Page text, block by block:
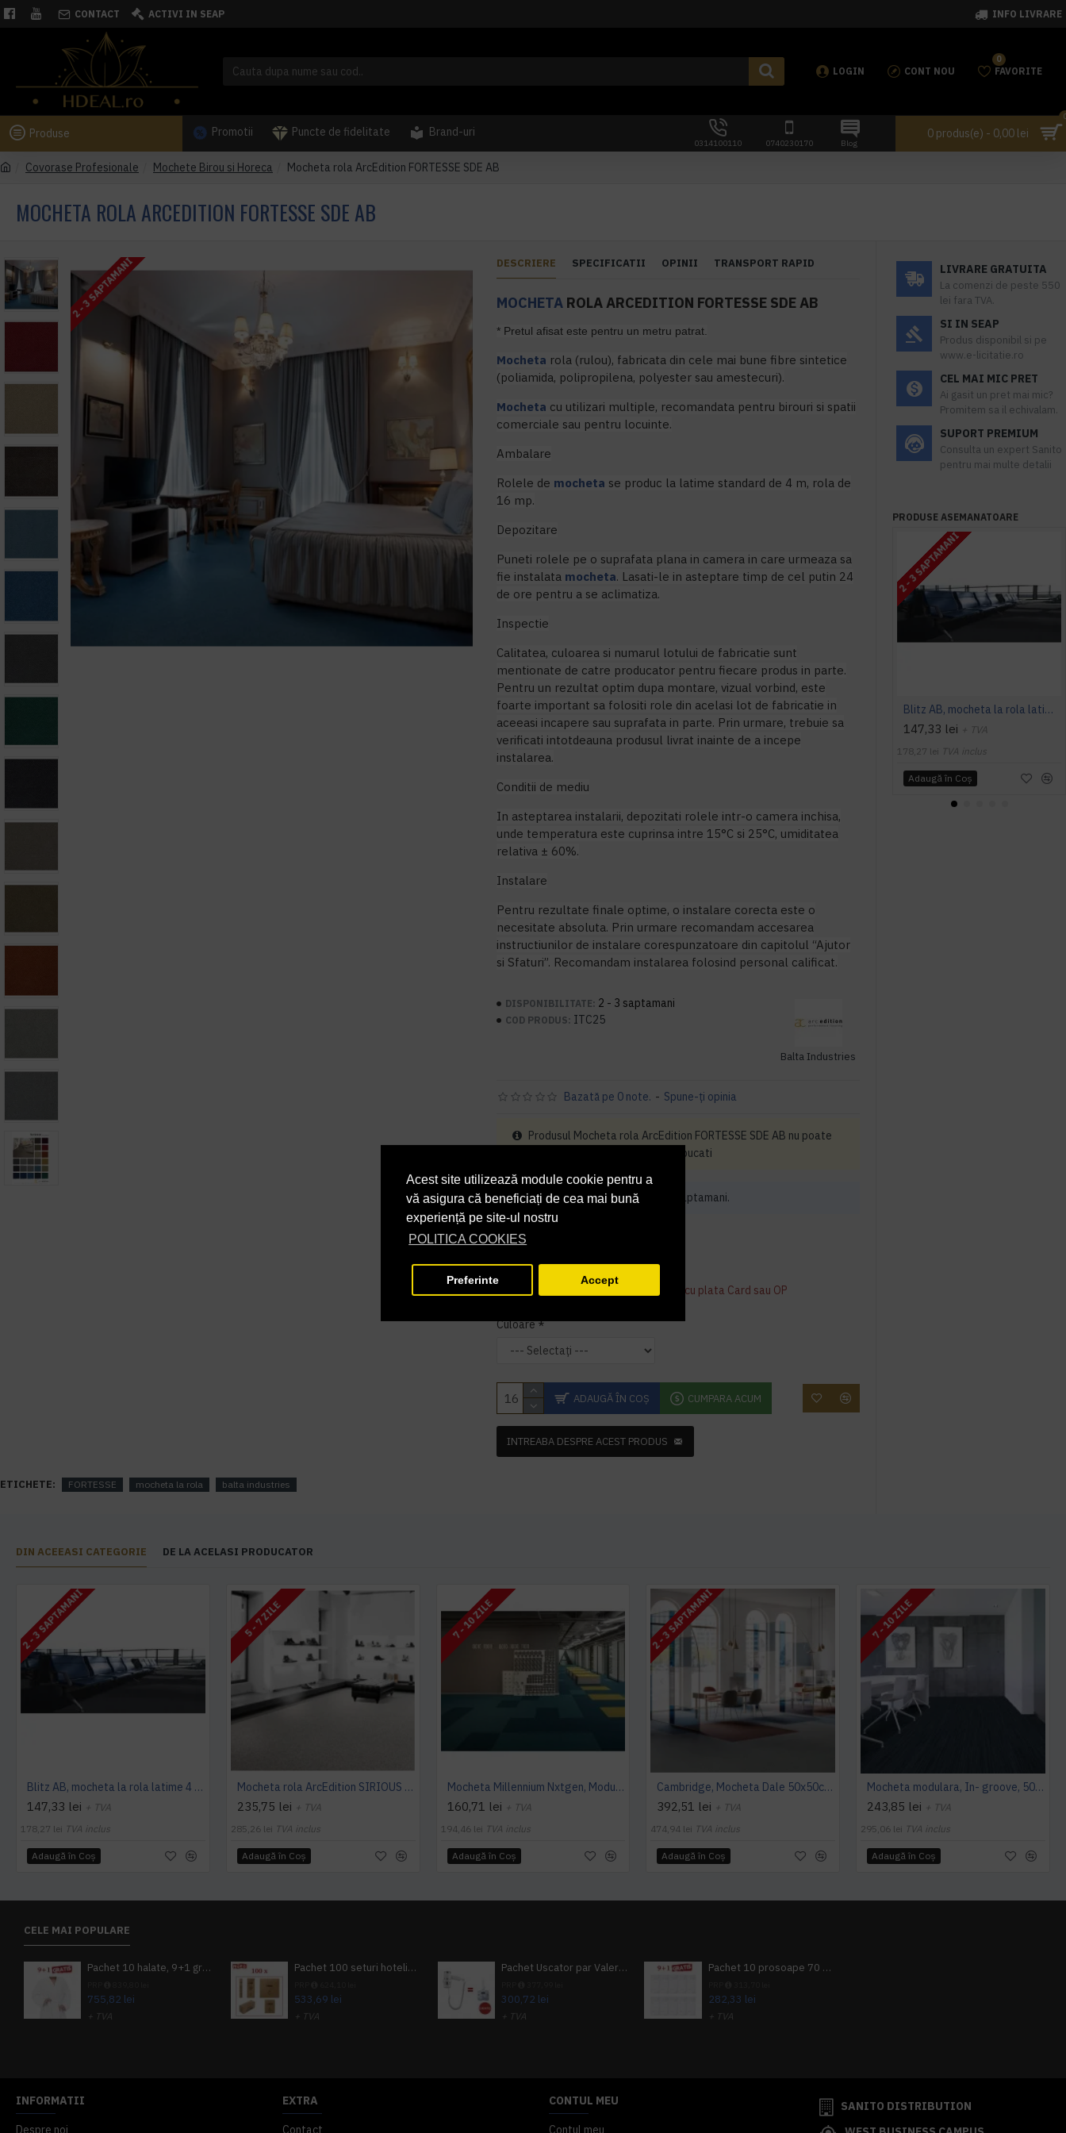
Acest site utilizează module cookie pentru a
vă asigura că beneficiați de cea mai bună
experiență pe site-ul nostru
POLITICA COOKIES
Preferinte Accept
CONTACT ACTIVI IN SEAP INFO LIVRARE
LOGIN CONT NOU FAVORITE
0
Produse Promotii Puncte de fidelitate Brand-uri
0314100110 0740230170 Blog
0 produs(e) - 0,00 lei
Covorase Profesionale Mochete Birou si Horeca Mocheta rola ArcEdition FORTESSE SDE AB
MOCHETA ROLA ARCEDITION FORTESSE SDE AB
2 - 3 SAPTAMANI DESCRIERE SPECIFICATII OPINII TRANSPORT RAPID
MOCHETA ROLA ARCEDITION FORTESSE SDE AB
* Pretul afisat este pentru un metru patrat.
Mocheta rola (rulou), fabricata din cele mai bune fibre sintetice
(poliamida, polipropilena, polyester sau amestecuri).
Mocheta cu utilizari multiple, recomandata pentru birouri si spatii
comerciale sau pentru locuinte.
Ambalare
Rolele de mocheta se produc la latime standard de 4 m, rola de
16 mp.
Depozitare
Puneti rolele pe o suprafata plana in camera in care urmeaza sa
fie instalata mocheta. Lasati-le in asteptare timp de cel putin 24
de ore pentru a se aclimatiza.
Inspectie
Calitatea, culoarea si numarul lotului de fabricatie sunt
mentionate de catre producator pentru fiecare produs in parte.
Pentru un rezultat optim dupa montare, vizual vorbind, este
foarte important sa folositi role din acelasi lot de fabricatie in
aceeasi incapere sau suprafata in parte. Prin urmare, trebuie sa
verificati intotdeauna produsul livrat inainte de a incepe
instalarea.
Conditii de mediu
In asteptarea instalarii, depozitati rolele intr-o camera inchisa,
unde temperatura este cuprinsa intre 15°C si 25°C, umiditatea
relativa ± 60%.
Instalare
Pentru rezultate finale optime, o instalare corecta este o
necesitate absoluta. Prin urmare recomandam accesarea
instructiunilor de instalare corespunzatoare din capitolul “Ajutor
si Sfaturi”. Recomandam instalarea folosind personal calificat.
DISPONIBILITATE: 2 - 3 saptamani
COD PRODUS: ITC25
Balta Industries
Acest produs iti va fi livrat in 2 - 3 saptamani.
Bazată pe 0 note. - Spune-ţi opinia
190,36 lei
230,34 lei
Acest produs se poate comanda doar cu plata Card sau OP
Culoare
ADAUGĂ ÎN COŞ CUMPARA ACUM
Produsul Mocheta rola ArcEdition FORTESSE SDE AB nu poate
fi cumparat decat in multiplu de 16 bucati
INTREABA DESPRE ACEST PRODUS
ETICHETE: FORTESSE mocheta la rola balta industries
LIVRARE GRATUITA
La comenzi de peste 550
lei fara TVA.
SI IN SEAP
Produs disponibil si pe
www.e-licitatie.ro
CEL MAI MIC PRET
Ai gasit un pret mai mic?
Promitem sa il echivalam.
SUPORT PREMIUM
Consulta un expert Sanito
pentru mai multe detalii
PRODUSE ASEMANATOARE
2 - 3 SAPTAMANI
Blitz AB, mocheta la rola latime 4 m, Balta Industries
147,33 lei + TVA
178,27 lei TVA inclus
Adaugă în Coş
DIN ACEEASI CATEGORIE DE LA ACELASI PRODUCATOR
2 - 3 SAPTAMANI
Blitz AB, mocheta la rola latime 4 m, Balta Industries
147,33 lei + TVA
178,27 lei TVA inclus
Adaugă în Coş
5 - 7 ZILE
Mocheta rola ArcEdition SIRIOUS AB
235,75 lei + TVA
285,26 lei TVA inclus
Adaugă în Coş
7 - 10 ZILE
Mocheta Millennium Nxtgen, Modulyss
160,71 lei + TVA
194,46 lei TVA inclus
Adaugă în Coş
2 - 3 SAPTAMANI
Cambridge, Mocheta Dale 50x50cm, Modulyss
392,51 lei + TVA
474,94 lei TVA inclus
Adaugă în Coş
7 - 10 ZILE
Mocheta modulara, In- groove, 50 x 50 cm, Modulyss
243,85 lei + TVA
295,06 lei TVA inclus
Adaugă în Coş
CELE MAI POPULARE
Pachet 10 halate, 9+1 gratuit
755,82 lei
+ TVA
Pachet 100 seturi hoteliere, set dentar, set barbierit, casca de dus, pila unghii, set cusut
533,69 lei
+ TVA
Pachet Uscator par Valera Action Super Plus + GRATUIT Sampon si gel de dus Tork
300,72 lei
+ TVA
Pachet 10 prosoape 70 x 140cm 9 + 1 gratuit
282,33 lei
+ TVA
INFORMATII
Despre noi
EXTRA
Contact
CONTUL MEU
Contul meu
SANITO DISTRIBUTION